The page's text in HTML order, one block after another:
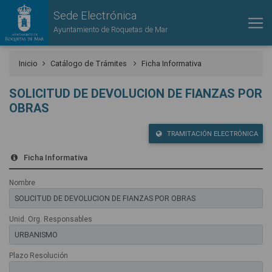
Sede Electrónica
Ayuntamiento de Roquetas de Mar
Inicio Catálogo de Trámites Ficha Informativa
SOLICITUD DE DEVOLUCION DE FIANZAS POR
OBRAS
TRAMITACIÓN ELECTRÓNICA
Ficha Informativa
Nombre
Unid. Org. Responsables
Plazo Resolución